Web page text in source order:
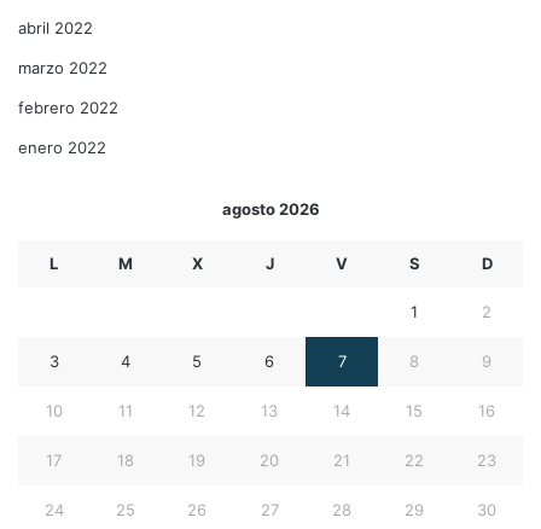
abril 2022
marzo 2022
febrero 2022
enero 2022
agosto 2026
L M X J V S D
1 2
3 4 5 6 7 8 9
10 11 12 13 14 15 16
17 18 19 20 21 22 23
24 25 26 27 28 29 30